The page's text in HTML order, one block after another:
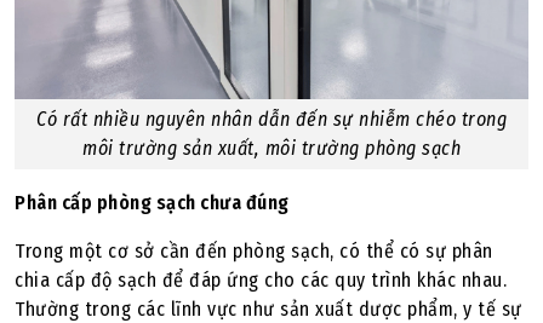
Có rất nhiều nguyên nhân dẫn đến sự nhiễm chéo trong
môi trường sản xuất, môi trường phòng sạch
Phân cấp phòng sạch chưa đúng
Trong một cơ sở cần đến phòng sạch, có thể có sự phân
chia cấp độ sạch để đáp ứng cho các quy trình khác nhau.
Thường trong các lĩnh vực như sản xuất dược phẩm, y tế sự